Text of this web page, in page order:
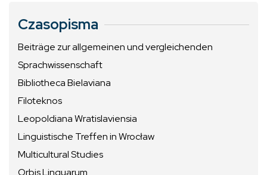
Czasopisma
Beiträge zur allgemeinen und vergleichenden
Sprachwissenschaft
Bibliotheca Bielaviana
Filoteknos
Leopoldiana Wratislaviensia
Linguistische Treffen in Wrocław
Multicultural Studies
Orbis Linguarum